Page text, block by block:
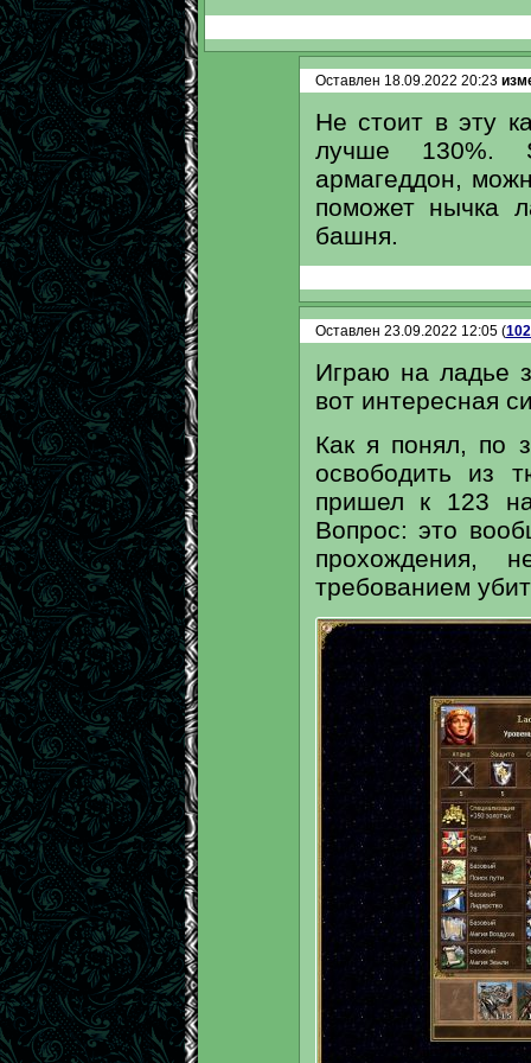
Оставлен 18.09.2022 20:23
Не стоит в эту
лучше 130%.
армагеддон,
поможет нычка
башня.
Оставлен 23.09.2022 12:05 (
Играю на ладье
вот интересная
Как я понял, по
освободить из
пришел к 123
Вопрос: это
прохождения,
требованием